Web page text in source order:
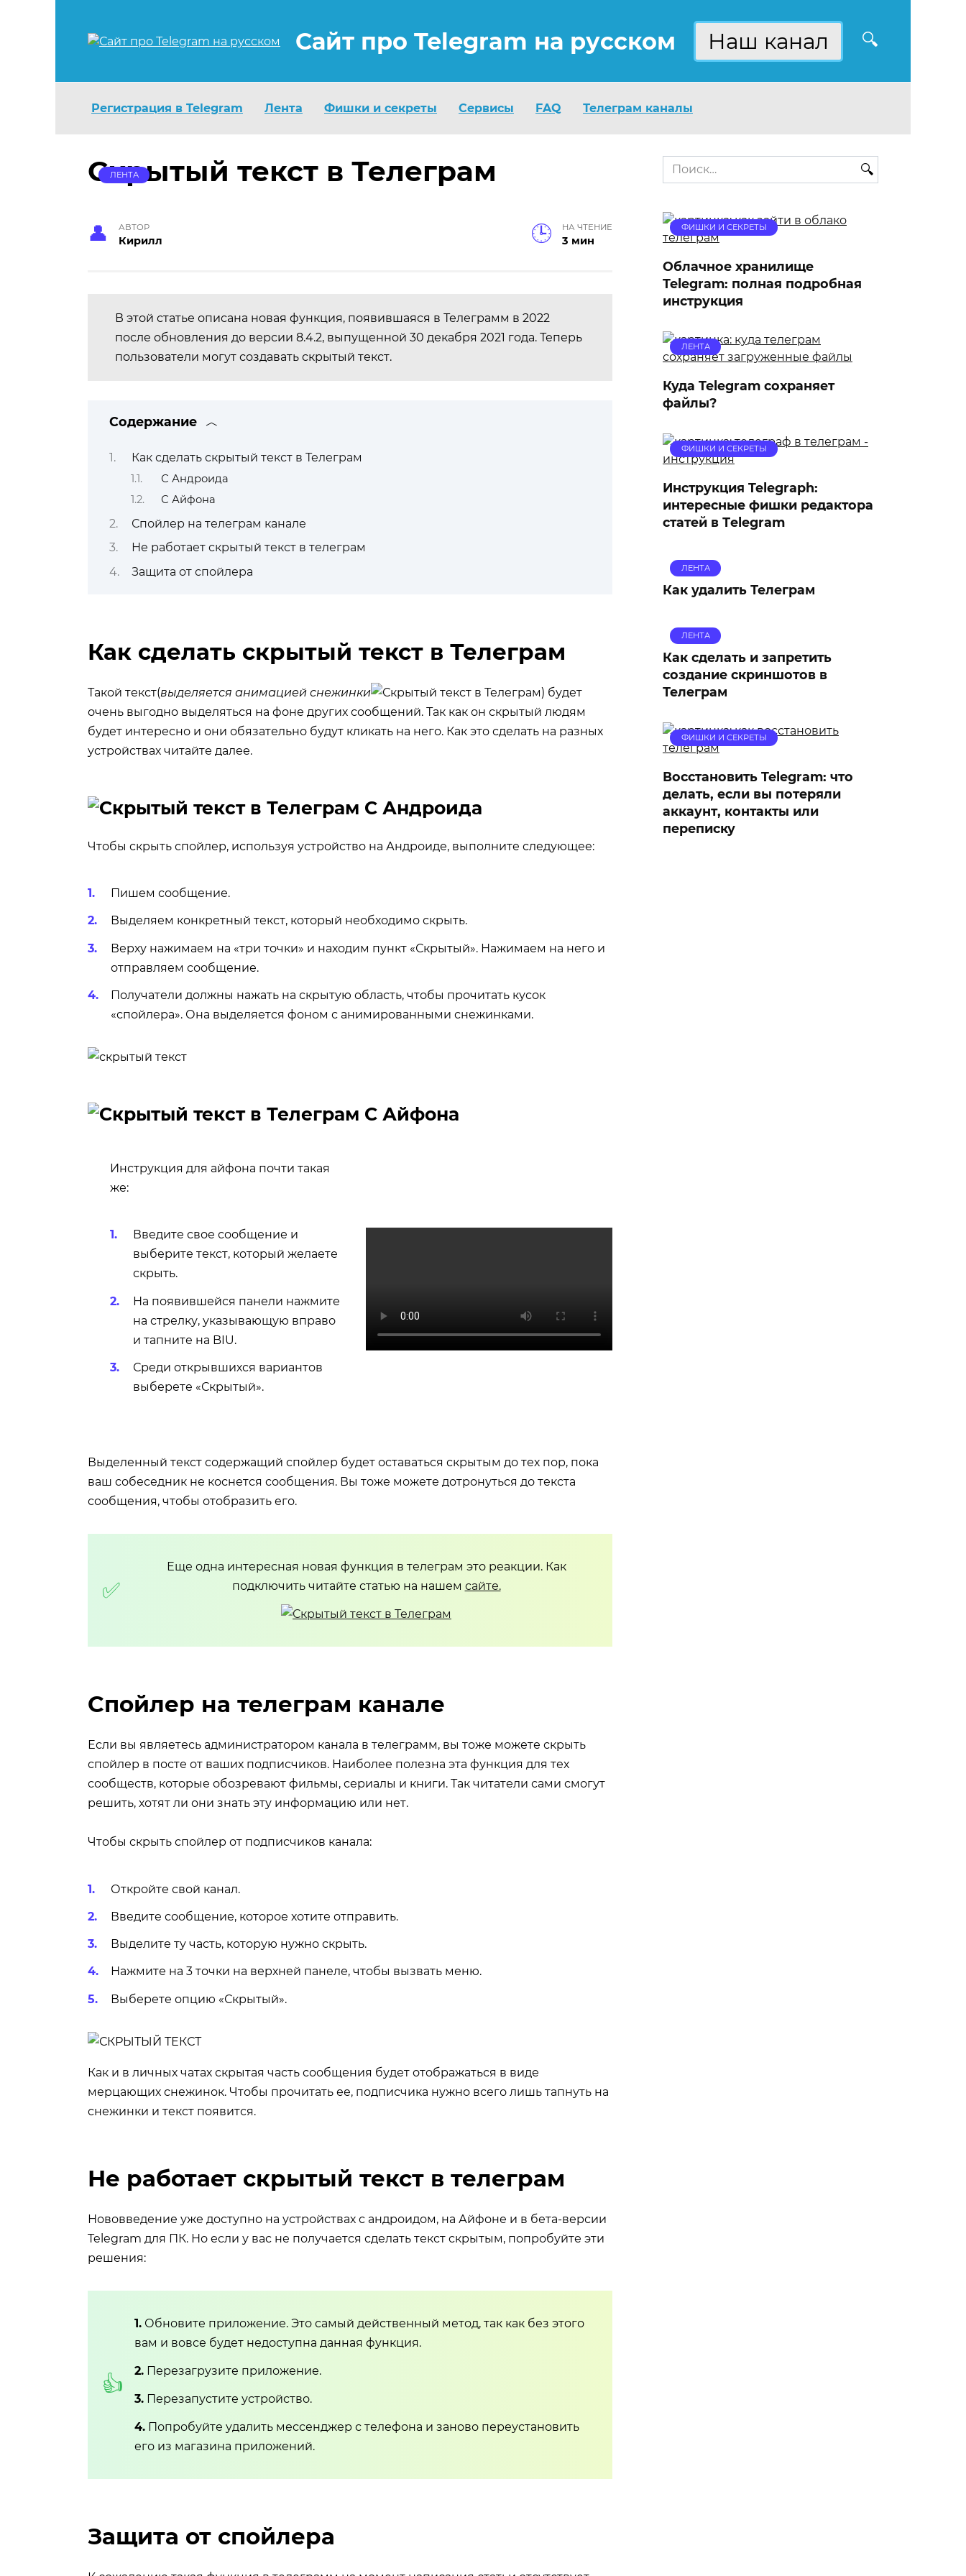
Сайт про Telegram на русском Наш канал
Регистрация в Telegram Лента Фишки и секреты Сервисы FAQ Телеграм каналы
Скрытый текст в Телеграм
ЛЕНТА
АВТОР
Кирилл
НА ЧТЕНИЕ
3 мин
В этой статье описана новая функция, появившаяся в Телеграмм в 2022
после обновления до версии 8.4.2, выпущенной 30 декабря 2021 года. Теперь
пользователи могут создавать скрытый текст.
Содержание
Как сделать скрытый текст в Телеграм
С Андроида
С Айфона
Спойлер на телеграм канале
Не работает скрытый текст в телеграм
Защита от спойлера
Как сделать скрытый текст в Телеграм
Такой текст(выделяется анимацией снежинки
) будет
очень выгодно выделяться на фоне других сообщений. Так как он скрытый людям
будет интересно и они обязательно будут кликать на него. Как это сделать на разных
устройствах читайте далее.
С Андроида
Чтобы скрыть спойлер, используя устройство на Андроиде, выполните следующее:
Пишем сообщение.
Выделяем конкретный текст, который необходимо скрыть.
Верху нажимаем на «три точки» и находим пункт «Скрытый». Нажимаем на него и
отправляем сообщение.
Получатели должны нажать на скрытую область, чтобы прочитать кусок
«спойлера». Она выделяется фоном с анимированными снежинками.
С Айфона
Инструкция для айфона почти такая
же:
Введите свое сообщение и
выберите текст, который желаете
скрыть.
На появившейся панели нажмите
на стрелку, указывающую вправо
и тапните на BIU.
Среди открывшихся вариантов
выберете «Скрытый».
Выделенный текст содержащий спойлер будет оставаться скрытым до тех пор, пока
ваш собеседник не коснется сообщения. Вы тоже можете дотронуться до текста
сообщения, чтобы отобразить его.
Еще одна интересная новая функция в телеграм это реакции. Как
подключить читайте статью на нашем сайте.
Спойлер на телеграм канале
Если вы являетесь администратором канала в телеграмм, вы тоже можете скрыть
спойлер в посте от ваших подписчиков. Наиболее полезна эта функция для тех
сообществ, которые обозревают фильмы, сериалы и книги. Так читатели сами смогут
решить, хотят ли они знать эту информацию или нет.
Чтобы скрыть спойлер от подписчиков канала:
Откройте свой канал.
Введите сообщение, которое хотите отправить.
Выделите ту часть, которую нужно скрыть.
Нажмите на 3 точки на верхней панеле, чтобы вызвать меню.
Выберете опцию «Скрытый».
Как и в личных чатах скрытая часть сообщения будет отображаться в виде
мерцающих снежинок. Чтобы прочитать ее, подписчика нужно всего лишь тапнуть на
снежинки и текст появится.
Не работает скрытый текст в телеграм
Нововведение уже доступно на устройствах с андроидом, на Айфоне и в бета-версии
Telegram для ПК. Но если у вас не получается сделать текст скрытым, попробуйте эти
решения:
1. Обновите приложение. Это самый действенный метод, так как без этого
вам и вовсе будет недоступна данная функция.
2. Перезагрузите приложение.
3. Перезапустите устройство.
4. Попробуйте удалить мессенджер с телефона и заново переустановить
его из магазина приложений.
Защита от спойлера
Search
for:
ФИШКИ И СЕКРЕТЫ
Облачное хранилище
Telegram: полная подробная
инструкция
ЛЕНТА
Куда Telegram сохраняет
файлы?
ФИШКИ И СЕКРЕТЫ
Инструкция Telegraph:
интересные фишки редактора
статей в Тelegram
ЛЕНТА
Как удалить Телеграм
ЛЕНТА
Как сделать и запретить
создание скриншотов в
Телеграм
ФИШКИ И СЕКРЕТЫ
Восстановить Telegram: что
делать, если вы потеряли
аккаунт, контакты или
переписку